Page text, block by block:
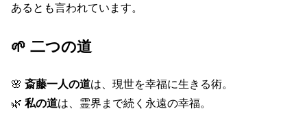
あるとも言われています。
🌱 二つの道
🌸斎藤一人の道は、現世を幸福に生きる術。
🌿 私の道は、霊界まで続く永遠の幸福。